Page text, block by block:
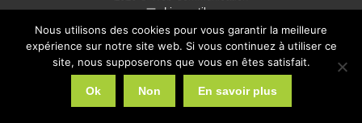
Liens utiles
Nous utilisons des cookies pour vous garantir la meilleure
expérience sur notre site web. Si vous continuez à utiliser ce
site, nous supposerons que vous en êtes satisfait.
Ok Non En savoir plus